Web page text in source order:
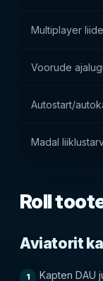
Multiplayer
Voorude
Autostart/
Madal
Roll
Aviatorit
Kapten DAU